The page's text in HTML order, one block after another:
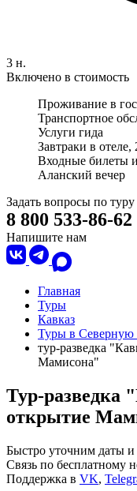
3 н.
Включено в стоимость
Проживание в
Транспортное
Услуги гида
Завтраки в отеле,
Входные билеты
Аланский вечер
Задать вопросы по туру
8 800 533-86-62
Напишите нам
Главная
Туры
Кавказ
Туры в
тур-разведка
Мамисона"
Тур-разведка
открытие
Быстро уточним даты
Связь по бесплатному
Поддержка в VK,